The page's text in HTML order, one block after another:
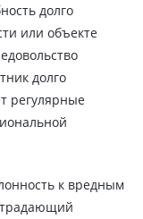
долго
или объекте
долго
регулярные
к вредным